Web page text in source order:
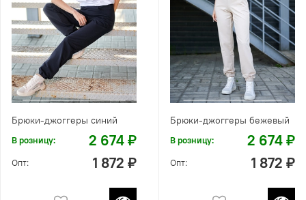
Брюки-джоггеры синий
В розницу: 2 674 ₽
Опт: 1 872 ₽
Брюки-джоггеры бежевый
В розницу: 2 674 ₽
Опт: 1 872 ₽